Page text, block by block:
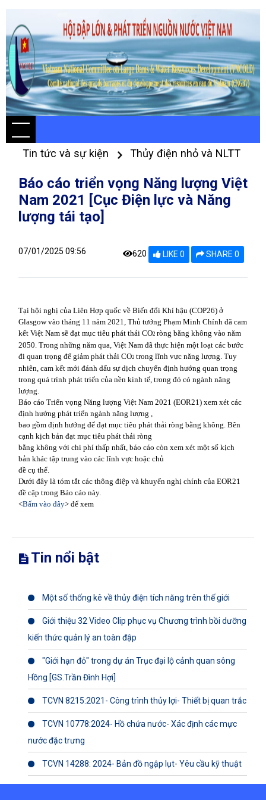
Tin tức và sự kiện Thủy điện nhỏ và NLTT
Báo cáo triển vọng Năng lượng Việt
Nam 2021 [Cục Điện lực và Năng
lượng tái tạo]
07/01/2025 09:56 620 LIKE 0 SHARE 0
Tại hội nghị của Liên Hợp quốc về Biến đổi Khí hậu (COP26) ở
Glasgow vào tháng 11 năm 2021, Thủ tướng Phạm Minh Chính đã cam
kết Việt Nam sẽ đạt mục tiêu phát thải CO2 ròng bằng không vào năm
2050. Trong những năm qua, Việt Nam đã thực hiện một loạt các bước
đi quan trọng để giảm phát thải CO2 trong lĩnh vực năng lượng. Tuy
nhiên, cam kết mới đánh dấu sự dịch chuyển định hướng quan trọng
trong quá trình phát triển của nền kinh tế, trong đó có ngành năng
lượng.
Báo cáo Triển vọng Năng lượng Việt Nam 2021 (EOR21) xem xét các
định hướng phát triển ngành năng lượng ,
bao gồm định hướng để đạt mục tiêu phát thải ròng bằng không. Bên
cạnh kịch bản đạt mục tiêu phát thải ròng
bằng không với chi phí thấp nhất, báo cáo còn xem xét một số kịch
bản khác tập trung vào các lĩnh vực hoặc chủ
đề cụ thể.
Dưới đây là tóm tắt các thông điệp và khuyến nghị chính của EOR21
đề cập trong Báo cáo này.
<Bấm vào đây> để xem
Tin nổi bật
Một số thống kê về thủy điện tích năng trên thế giới
Giới thiệu 32 Video Clip phục vụ Chương trình bồi dưỡng
kiến thức quản lý an toàn đập
"Giới hạn đỏ" trong dự án Trục đại lộ cảnh quan sông
Hồng [GS.Trần Đình Hợi]
TCVN 8215:2021- Công trình thủy lợi- Thiết bị quan trắc
TCVN 10778:2024- Hồ chứa nước- Xác định các mực
nước đặc trưng
TCVN 14288: 2024- Bản đồ ngập lụt- Yêu cầu kỹ thuật